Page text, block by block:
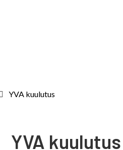
YVA kuulutus
YVA kuulutus